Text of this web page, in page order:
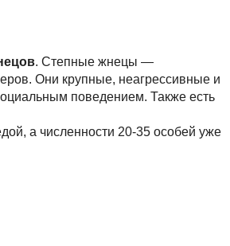
. Степные жнецы —
Они крупные, неагрессивные и
поведением. Также есть
а численности 20-35 особей уже